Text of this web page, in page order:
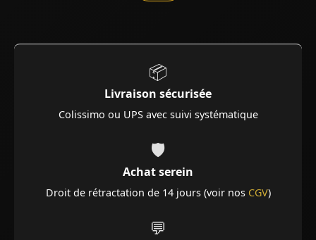
📦
Livraison sécurisée
Colissimo ou UPS avec suivi systématique
🛡️
Achat serein
Droit de rétractation de 14 jours (voir nos CGV)
💬